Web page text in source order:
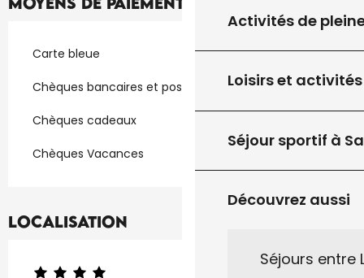
Activités de
Loisirs et activités
Séjour sportif à
Découvrez aussi
Séjours entre
Carte bleue
Chèques bancaires et postaux
Chèques cadeaux
Chèques Vacances
Localisation